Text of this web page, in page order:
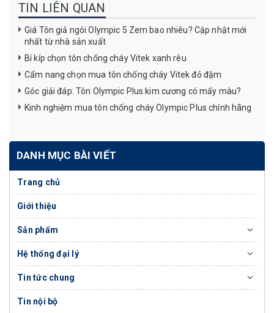
TIN LIÊN QUAN
Giá Tôn giả ngói Olympic 5 Zem bao nhiêu? Cập nhật mới
nhất từ nhà sản xuất
Bí kíp chọn tôn chống cháy Vitek xanh rêu
Cẩm nang chọn mua tôn chống cháy Vitek đỏ đậm
Góc giải đáp: Tôn Olympic Plus kim cương có mấy màu?
Kinh nghiệm mua tôn chống cháy Olympic Plus chính hãng
DANH MỤC BÀI VIẾT
Trang chủ
Giới thiệu
Sản phẩm
Hệ thống đại lý
Tin tức chung
Tin nội bộ